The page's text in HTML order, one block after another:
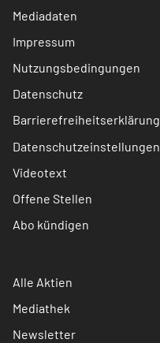
Mediadaten
Impressum
Nutzungsbedingungen
Datenschutz
Barrierefreiheitserklärung
Datenschutzeinstellungen
Videotext
Offene Stellen
Abo kündigen
Alle Aktien
Mediathek
Newsletter